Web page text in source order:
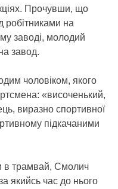
Прочувши, що
робітниками на
заводі, молодий
завод.
чоловіком, якого
«височенький,
виразно спортивної
підкачаними
в трамвай, Смолич
якийсь час до нього